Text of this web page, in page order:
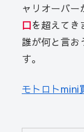
ャリオーバー
口を超えてき
誰が何と言お
す。
モトロトmini